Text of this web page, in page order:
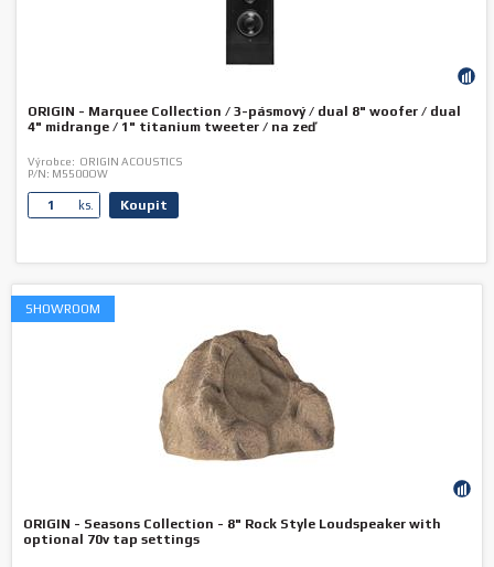
ORIGIN - Marquee Collection / 3-pásmový / dual 8" woofer / dual
4" midrange / 1" titanium tweeter / na zeď
Výrobce: ORIGIN ACOUSTICS
P/N: M5500OW
ks. Koupit
SHOWROOM
ORIGIN - Seasons Collection - 8" Rock Style Loudspeaker with
optional 70v tap settings